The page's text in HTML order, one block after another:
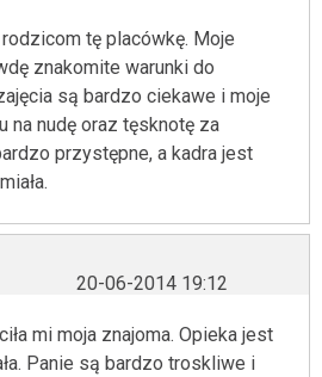
tę placówkę. Moje
znakomite warunki do
są bardzo ciekawe i moje
na nudę oraz tęsknotę za
przystępne, a kadra jest
20-06-2014 19:12
mi moja znajoma. Opieka jest
Panie są bardzo troskliwe i